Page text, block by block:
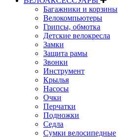
Багажники и корзины
Велокомпьютеры
Грипсы, обмотка
Детские велокресла
Замки
Защита рамы
Звонки
Инструмент
Крылья
Насосы
Очки
Перчатки
Подножки
Седла
Сумки велосипедные